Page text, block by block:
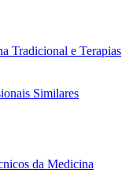
Tradicional e Terapias
Similares
da Medicina